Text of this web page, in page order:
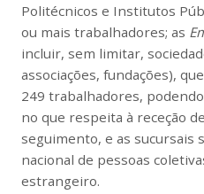
Politécnicos e Institutos
ou mais trabalhadores; as
incluir, sem limitar,
associações, fundações),
249 trabalhadores,
no que respeita à receção
seguimento, e as
nacional de pessoas
estrangeiro.